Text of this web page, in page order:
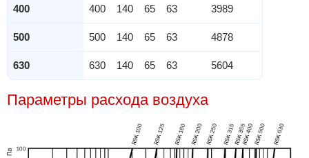
400 400 140 65 63 3989
500 500 140 65 63 4878
630 630 140 65 63 5604
Параметры расхода воздуха